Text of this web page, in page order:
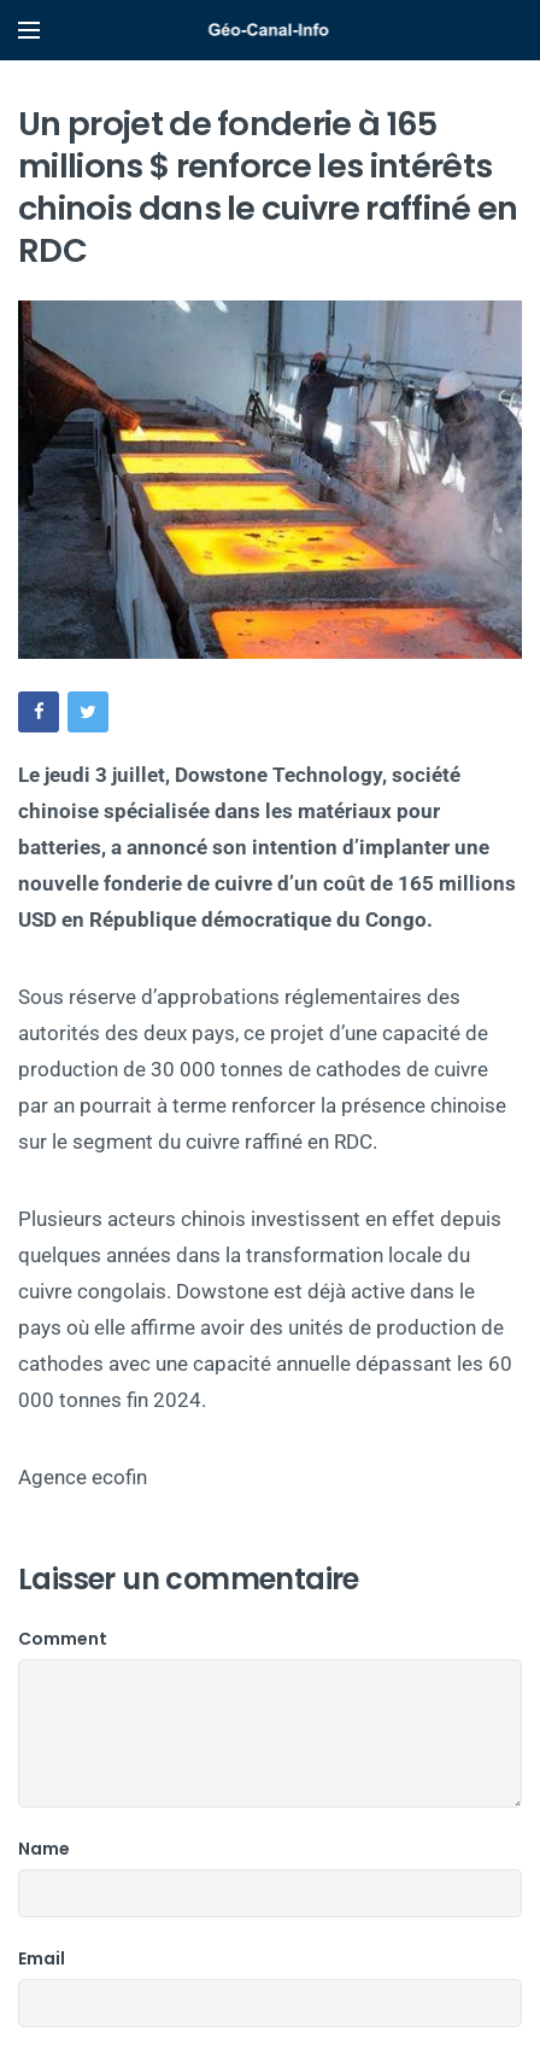
Un projet de fonderie à 165
millions $ renforce les intérêts
chinois dans le cuivre raffiné en
RDC
Le jeudi 3 juillet, Dowstone Technology, société
chinoise spécialisée dans les matériaux pour
batteries, a annoncé son intention d’implanter une
nouvelle fonderie de cuivre d’un coût de 165 millions
USD en République démocratique du Congo.
Sous réserve d’approbations réglementaires des
autorités des deux pays, ce projet d’une capacité de
production de 30 000 tonnes de cathodes de cuivre
par an pourrait à terme renforcer la présence chinoise
sur le segment du cuivre raffiné en RDC.
Plusieurs acteurs chinois investissent en effet depuis
quelques années dans la transformation locale du
cuivre congolais. Dowstone est déjà active dans le
pays où elle affirme avoir des unités de production de
cathodes avec une capacité annuelle dépassant les 60
000 tonnes fin 2024.
Agence ecofin
Laisser un commentaire
Comment
Name
Email